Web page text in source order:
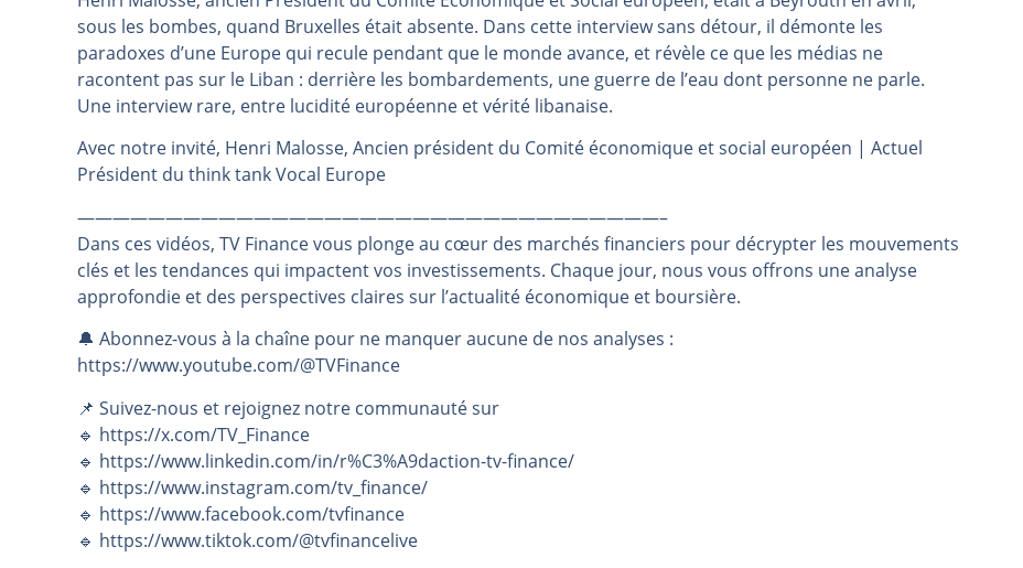
Pourquoi 6 guerres explosent en même temps cette semaine | par Louis-Antoine Michelet
Les investisseurs y croient toujours | Point Stratégique Hebdomadaire – Éric Galiègue
Une inertie haussière qui ralentit | Antoine Quesada – Chrono CAC
WTI : Explosion mais réserves au plus bas | Denis Desclos – Market Movers
sous les bombes, quand Bruxelles était absente. Dans cette interview sans détour, il démonte les
paradoxes d’une Europe qui recule pendant que le monde avance, et révèle ce que les médias ne
racontent pas sur le Liban : derrière les bombardements, une guerre de l’eau dont personne ne parle.
Une interview rare, entre lucidité européenne et vérité libanaise.
Avec notre invité, Henri Malosse, Ancien président du Comité économique et social européen | Actuel
Président du think tank Vocal Europe
—————————————————————————————————–
Dans ces vidéos, TV Finance vous plonge au cœur des marchés financiers pour décrypter les mouvements
clés et les tendances qui impactent vos investissements. Chaque jour, nous vous offrons une analyse
approfondie et des perspectives claires sur l’actualité économique et boursière.
🔔 Abonnez-vous à la chaîne pour ne manquer aucune de nos analyses :
https://www.youtube.com/@TVFinance
📌 Suivez-nous et rejoignez notre communauté sur
🔹 https://x.com/TV_Finance
🔹 https://www.linkedin.com/in/r%C3%A9daction-tv-finance/
🔹 https://www.instagram.com/tv_finance/
🔹 https://www.facebook.com/tvfinance
🔹 https://www.tiktok.com/@tvfinancelive